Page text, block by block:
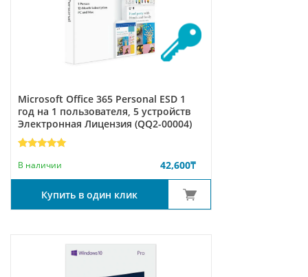
Microsoft Office 365 Personal ESD 1
год на 1 пользователя, 5 устройств
Электронная Лицензия (QQ2-00004)
5.00из 5
опроса
пользователей
В наличии 42,600₸
Купить в один клик